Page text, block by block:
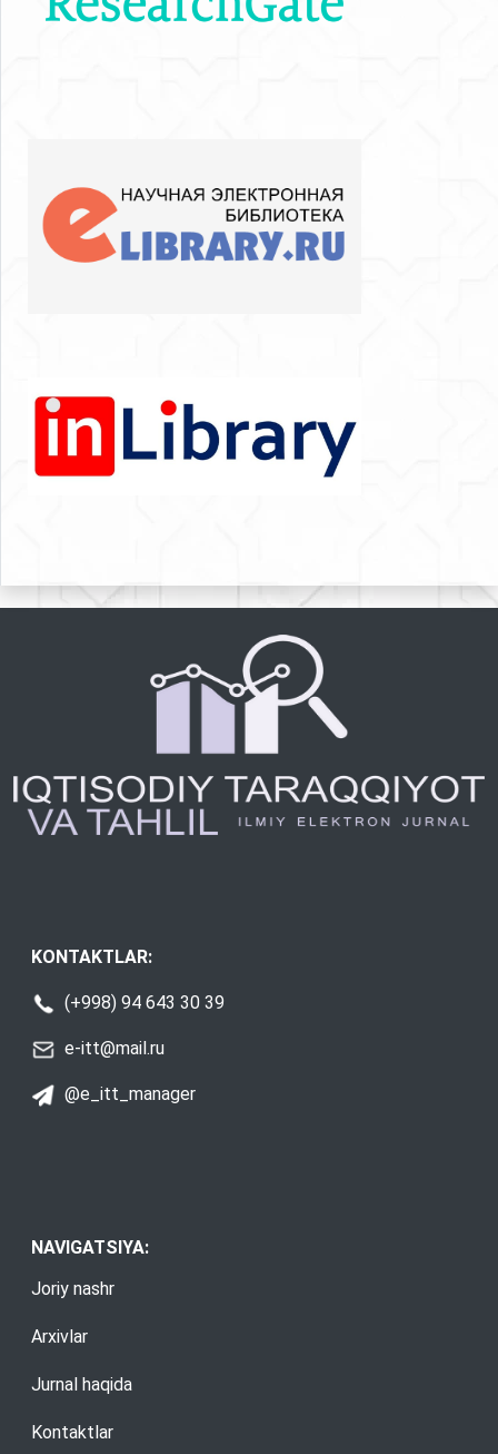
KONTAKTLAR:
(+998) 94 643 30 39
e-itt@mail.ru
@e_itt_manager
NAVIGATSIYA:
Joriy nashr
Arxivlar
Jurnal haqida
Kontaktlar